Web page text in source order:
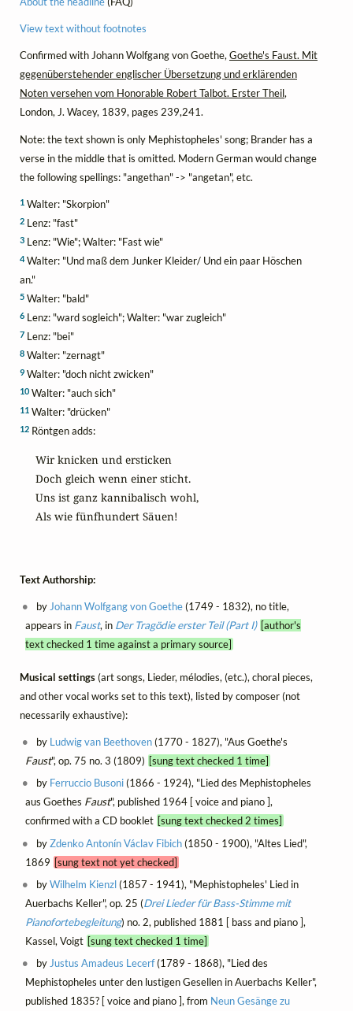
View text without footnotes
Confirmed with Johann Wolfgang von Goethe,Goethe's Faust. Mit
gegenüberstehender englischer Übersetzung und erklärenden
Noten versehen vom Honorable Robert Talbot. Erster Theil,
London, J. Wacey, 1839, pages 239,241.
Note: the text shown is only Mephistopheles' song; Brander has a
verse in the middle that is omitted. Modern German would change
the following spellings: "angethan" -> "angetan", etc.
1 Walter: "Skorpion"
2 Lenz: "fast"
3 Lenz: "Wie"; Walter: "Fast wie"
4Walter: "Und maß dem Junker Kleider/ Und ein paar Höschen
an."
5 Walter: "bald"
6 Lenz: "ward sogleich"; Walter: "war zugleich"
7 Lenz: "bei"
8 Walter: "zernagt"
9 Walter: "doch nicht zwicken"
10 Walter: "auch sich"
11 Walter: "drücken"
12 Röntgen adds:
Wir knicken und ersticken
Doch gleich wenn einer sticht.
Uns ist ganz kannibalisch wohl,
Als wie fünfhundert Säuen!
Text Authorship:
by Johann Wolfgang von Goethe(1749 - 1832), no title,
appears in Faust, in Der Tragödie erster Teil (Part I) [author's
text checked 1 time against a primary source]
Musical settings(art songs, Lieder, mélodies, (etc.), choral pieces,
and other vocal works set to this text), listed by composer (not
necessarily exhaustive):
by Ludwig van Beethoven(1770 - 1827), "Aus Goethe's
Faust", op. 75 no. 3 (1809) [sung text checked 1 time]
by Ferruccio Busoni(1866 - 1924), "Lied des Mephistopheles
aus Goethes Faust", published 1964 [ voice and piano ],
confirmed with a CD booklet [sung text checked 2 times]
byZdenko Antonín Václav Fibich(1850 - 1900), "Altes Lied",
1869 [sung text not yet checked]
byWilhelm Kienzl(1857 - 1941), "Mephistopheles' Lied in
Auerbachs Keller", op. 25 (Drei Lieder für Bass-Stimme mit
Pianofortebegleitung) no. 2, published 1881 [ bass and piano ],
Kassel, Voigt [sung text checked 1 time]
by Justus Amadeus Lecerf(1789 - 1868), "Lied des
Mephistopheles unter den lustigen Gesellen in Auerbachs Keller",
published 1835? [ voice and piano ], from Neun Gesänge zu